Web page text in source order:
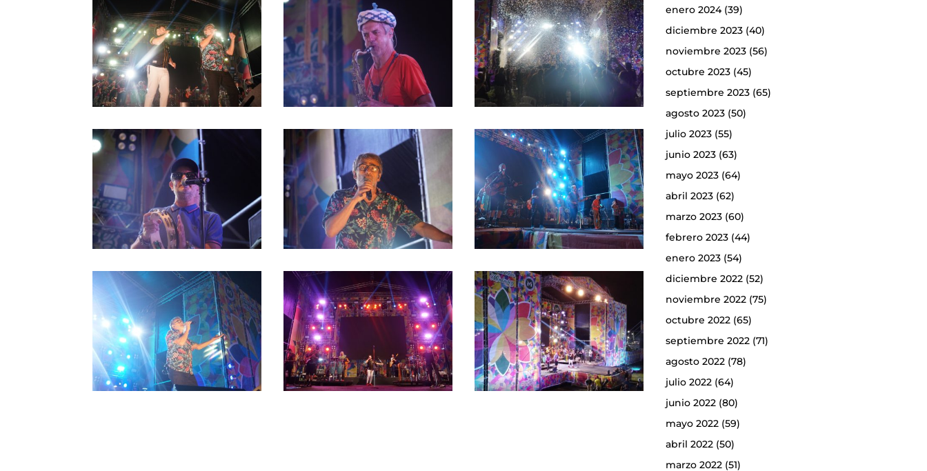
enero 2024(39)
diciembre 2023(40)
noviembre 2023(56)
octubre 2023(45)
septiembre 2023(65)
agosto 2023(50)
julio 2023(55)
junio 2023(63)
mayo 2023(64)
abril 2023(62)
marzo 2023(60)
febrero 2023(44)
enero 2023(54)
diciembre 2022(52)
noviembre 2022(75)
octubre 2022(65)
septiembre 2022(71)
agosto 2022(78)
julio 2022(64)
junio 2022(80)
mayo 2022(59)
abril 2022(50)
marzo 2022(51)